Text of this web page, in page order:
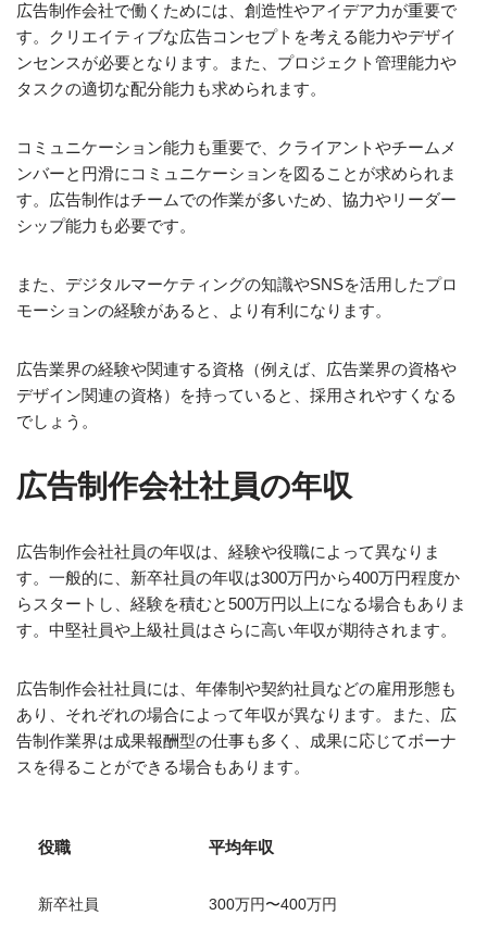
広告制作会社で働くためには、創造性やアイデア力が重要で
す。クリエイティブな広告コンセプトを考える能力やデザイ
ンセンスが必要となります。また、プロジェクト管理能力や
タスクの適切な配分能力も求められます。
コミュニケーション能力も重要で、クライアントやチームメ
ンバーと円滑にコミュニケーションを図ることが求められま
す。広告制作はチームでの作業が多いため、協力やリーダー
シップ能力も必要です。
また、デジタルマーケティングの知識やSNSを活用したプロ
モーションの経験があると、より有利になります。
広告業界の経験や関連する資格（例えば、広告業界の資格や
デザイン関連の資格）を持っていると、採用されやすくなる
でしょう。
広告制作会社社員の年収
広告制作会社社員の年収は、経験や役職によって異なりま
す。一般的に、新卒社員の年収は300万円から400万円程度か
らスタートし、経験を積むと500万円以上になる場合もありま
す。中堅社員や上級社員はさらに高い年収が期待されます。
広告制作会社社員には、年俸制や契約社員などの雇用形態も
あり、それぞれの場合によって年収が異なります。また、広
告制作業界は成果報酬型の仕事も多く、成果に応じてボーナ
スを得ることができる場合もあります。
役職 平均年収
新卒社員 300万円〜400万円